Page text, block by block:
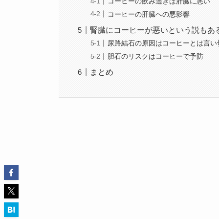
コーヒーの肝臓への悪影響
腎臓にコーヒーが悪いという説もあ
尿路結石の原因はコーヒーとは言い
胆石のリスクはコーヒーで予防
まとめ